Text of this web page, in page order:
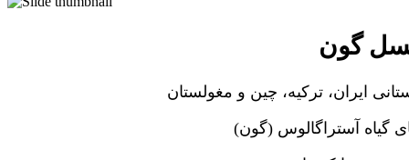
گون
ایران، ترکیه، چین و مغولستان
گیاه آستراگالوس (گون)